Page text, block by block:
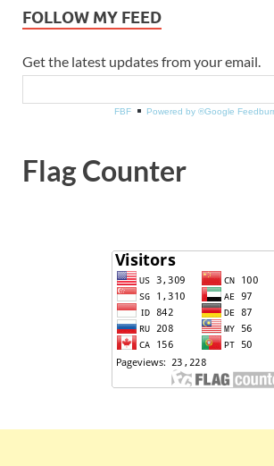
FOLLOW MY FEED
Get the latest updates from your email.
FBF Powered by ®Google
Flag Counter